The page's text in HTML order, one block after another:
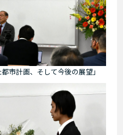
市計画、そして今後の展望」